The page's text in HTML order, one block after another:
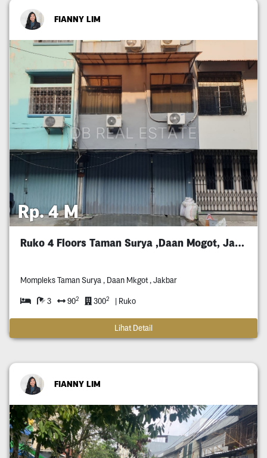
FIANNY LIM
Rp. 4 M
Ruko 4 Floors Taman Surya ,Daan Mogot, Jakbar
Mompleks Taman Surya , Daan Mkgot , Jakbar
3 902 3002 | Ruko
Lihat Detail
FIANNY LIM